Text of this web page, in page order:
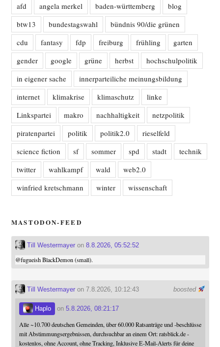
afd angela merkel baden-württemberg
blog
btw13
bundestagswahl
bündnis 90/die grünen
cdu
fantasy fdp freiburg frühling
garten
gender
google grüne herbst
hochschulpolitik
in eigener sache
innerparteiliche meinungsbildung
internet
klimakrise klimaschutz
linke
Linkspartei
makro nachhaltigkeit
netzpolitik
piratenpartei
politik politik2.0
rieselfeld
science fiction
sf sommer spd stadt
technik
twitter
wahlkampf wald
web2.0
winfried kretschmann
winter wissenschaft
MASTODON-FEED
Till Westermayeron 8.8.2026, 05:52:52
@fugueishBlackDemon (small).
boosted
Till Westermayeron 7.8.2026, 10:12:43
Haplo on 5.8.2026, 08:21:17
Alle ~10.700 deutschen Gemeinden, über 60.000 Ratsanträge und -beschlüsse
mit Abstimmungsergebnissen, durchsuchbar an einem Ort: ratsblick.de -
kostenlos, ohne Account, ohne Tracking, Inklusive E-Mail-Alerts für deine